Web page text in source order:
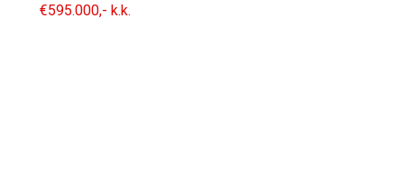
€595.000,- k.k.